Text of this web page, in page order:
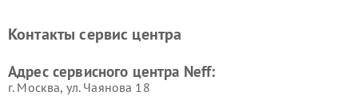
Контакты сервис центра
Адрес сервисного центра Neff:
г. Москва, ул. Чаянова 18